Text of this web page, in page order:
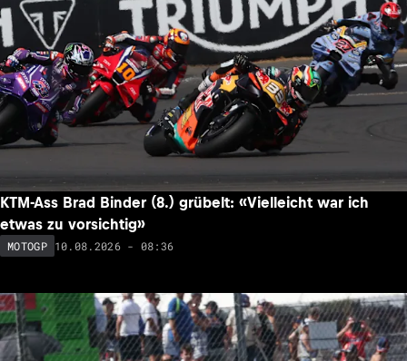
KTM-Ass Brad Binder (8.) grübelt: «Vielleicht war ich
etwas zu vorsichtig»
MOTOGP 10.08.2026 - 08:36